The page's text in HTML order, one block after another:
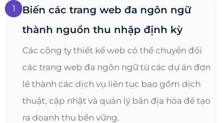
1
Biến các trang web đa ngôn ngữ
thành nguồn thu nhập định kỳ
Các công ty thiết kế web có thể chuyển đổi
các trang web đa ngôn ngữ từ các dự án đơn
lẻ thành các dịch vụ liên tục bao gồm dịch
thuật, cập nhật và quản lý bản địa hóa để tạo
ra doanh thu bền vững.